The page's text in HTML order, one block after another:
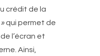
crédit de la
qui permet de
l’écran et
Ainsi,